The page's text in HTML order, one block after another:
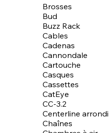
Brosses
Bud
Buzz Rack
Cables
Cadenas
Cannondale
Cartouche
Casques
Cassettes
CatEye
CC-3.2
Centerline arrondi
Chaînes